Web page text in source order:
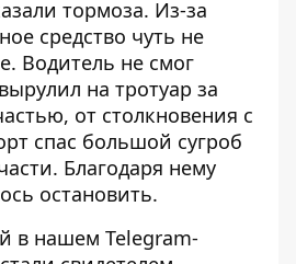
тормоза. Из-за
средство чуть не
Водитель не смог
на тротуар за
от столкновения с
спас большой сугроб
Благодаря нему
остановить.
в нашем Telegram-